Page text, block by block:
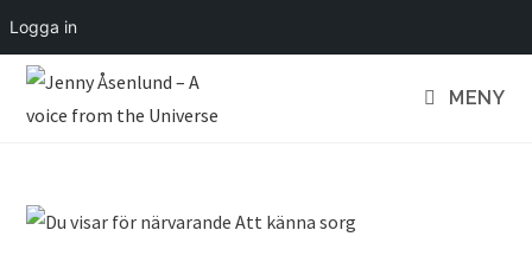
Logga in
MENY